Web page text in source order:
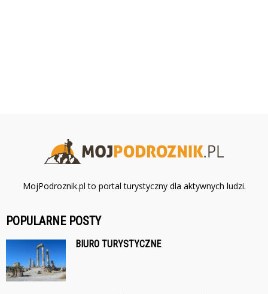
MojPodroznik.pl to portal turystyczny dla aktywnych ludzi.
POPULARNE POSTY
BIURO TURYSTYCZNE